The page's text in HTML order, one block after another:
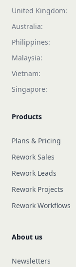
United Kingdom:
Australia:
Philippines:
Malaysia:
Vietnam:
Singapore:
Products
Plans & Pricing
Rework Sales
Rework Leads
Rework Projects
Rework Workflows
About us
Newsletters